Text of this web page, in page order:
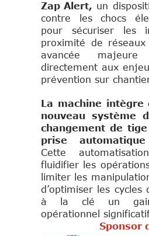
Zap Alert, un
contre les chocs
pour sécuriser les
proximité de réseaux
avancée
directement aux
prévention sur
La machine
nouveau système
changement de
prise
Cette
fluidifier les
limiter les
d’optimiser les
à la clé un
opérationnel
Sponsor